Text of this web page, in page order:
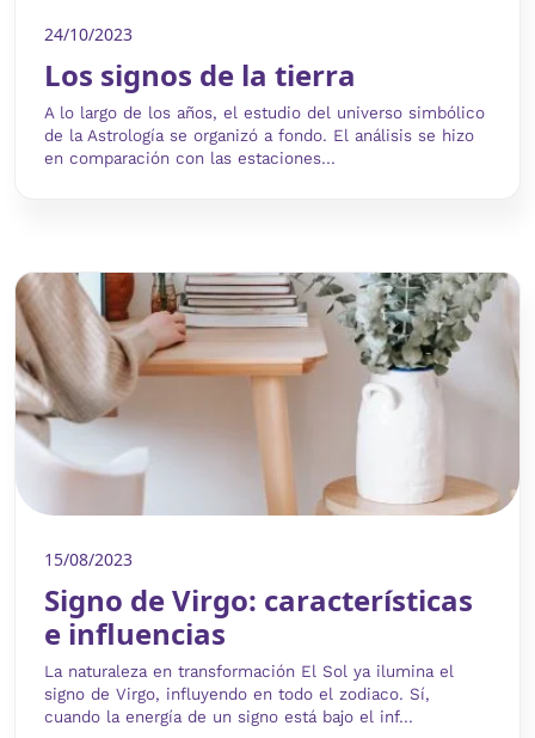
24/10/2023
Los signos de la tierra
A lo largo de los años, el estudio del universo simbólico
de la Astrología se organizó a fondo. El análisis se hizo
en comparación con las estaciones...
15/08/2023
Signo de Virgo: características
e influencias
La naturaleza en transformación El Sol ya ilumina el
signo de Virgo, influyendo en todo el zodiaco. Sí,
cuando la energía de un signo está bajo el inf...